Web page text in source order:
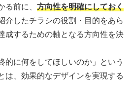
前に、 方向性を明確にしておく
介したチラシの役割・目的をあら
成するための軸となる方向性を決
的に何をしてほしいのか」という
は、効果的なデザインを実現する